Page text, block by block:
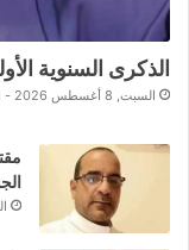
الذكرى السنوية
السبت, 8 أغسطس 2026 - 9:11 م